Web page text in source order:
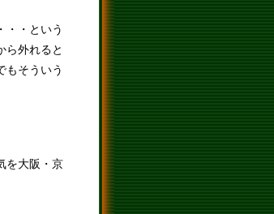
・・という
ら外れると
もそういう
を大阪・京